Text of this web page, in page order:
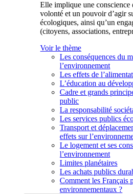
Elle implique une conscience
volonté et un pouvoir d’agir
écologiques, ainsi qu’un
(citoyens, associations,
Voir le thème
Les conséquences du
l’environnement
Les effets de
L’éducation au
Cadre et grands
public
La responsabilité
Les services publics
Transport et
effets sur
Le logement et ses
l’environnement
Limites planétaires
Les achats publics
Comment les Français
environnementaux ?